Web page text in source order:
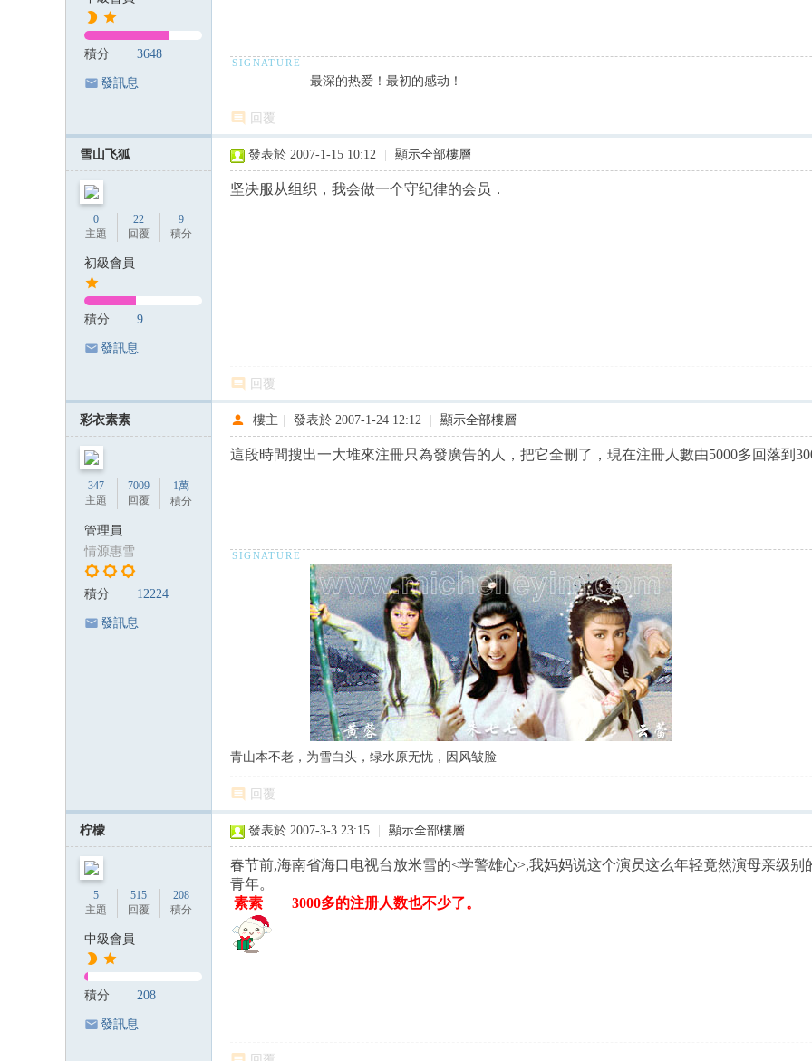
積分 3648
發訊息 最深的热爱！最初的感动！
回覆
雪山飞狐
0
主題
22
回覆
9
積分
初級會員
積分 9
發訊息
發表於 2007-1-15 10:12 顯示全部樓層
坚决服从组织，我会做一个守纪律的会员．
回覆
彩衣素素
347
主題
7009
回覆
1萬
積分
管理員
情源惠雪
積分 12224
發訊息
樓主 發表於 2007-1-24 12:12 顯示全部樓層
這段時間搜出一大堆來注冊只為發廣告的人，把它全刪了，現在注冊人數由5000多回落到
青山本不老，为雪白头，绿水原无忧，因风皱脸
回覆
柠檬
5
主題
515
回覆
208
積分
中級會員
積分 208
發訊息
發表於 2007-3-3 23:15 顯示全部樓層
春节前,海南省海口电视台放米雪的<学警雄心>,我妈妈说这个演员这么年轻竟然演母亲级
青年。
素素 3000多的注册人数也不少了。